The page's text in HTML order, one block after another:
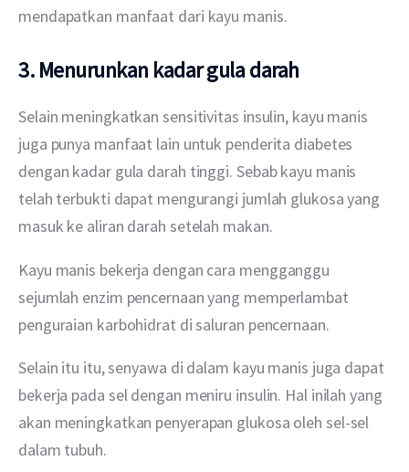
mendapatkan manfaat dari kayu manis.
3. Menurunkan kadar gula darah
Selain meningkatkan sensitivitas insulin, kayu manis
juga punya manfaat lain untuk penderita diabetes
dengan kadar gula darah tinggi. Sebab kayu manis
telah terbukti dapat mengurangi jumlah glukosa yang
masuk ke aliran darah setelah makan.
Kayu manis bekerja dengan cara mengganggu
sejumlah enzim pencernaan yang memperlambat
penguraian karbohidrat di saluran pencernaan.
Selain itu itu, senyawa di dalam kayu manis juga dapat
bekerja pada sel dengan meniru insulin. Hal inilah yang
akan meningkatkan penyerapan glukosa oleh sel-sel
dalam tubuh.